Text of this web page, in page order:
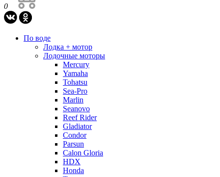
0
По воде
Лодка + мотор
Лодочные моторы
Mercury
Yamaha
Tohatsu
Sea-Pro
Marlin
Seanovo
Reef Rider
Gladiator
Condor
Parsun
Calon Gloria
HDX
Honda